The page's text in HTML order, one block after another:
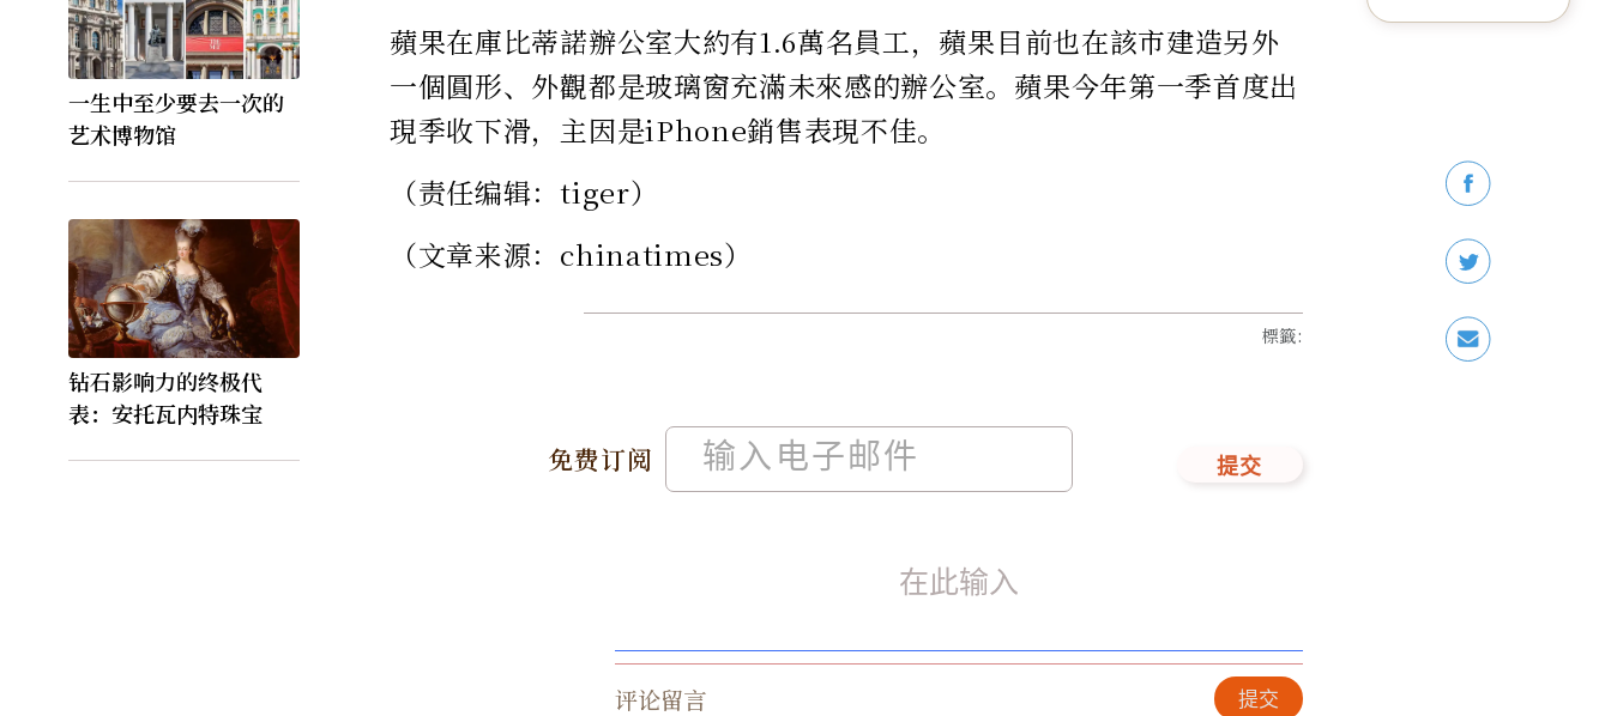
一生中至少要去一次的
艺术博物馆
钻石影响力的终极代
表：安托瓦内特珠宝
蘋果在庫比蒂諾辦公室大約有1.6萬名員工，蘋果目前也在該市建造另外
一個圓形、外觀都是玻璃窗充滿未來感的辦公室。蘋果今年第一季首度出
現季收下滑，主因是iPhone銷售表現不佳。
（责任编辑：tiger）
（文章来源：chinatimes）
免费订阅 提交
標籤:
评论留言 提交